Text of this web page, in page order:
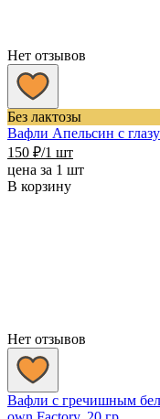
Нет отзывов
Без лактозы
Вафли Апельсин с
150 ₽/1 шт
цена за 1 шт
В корзину
Нет отзывов
Вафли с гречишным